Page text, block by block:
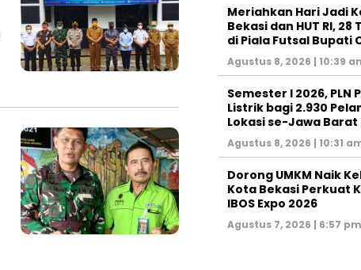
Meriahkan Hari Jadi
Bekasi dan HUT RI,
di Piala Futsal Bupati
Agustus 8, 2026 | 10:39
Semester I 2026, PLN
Listrik bagi 2.930
Lokasi se-Jawa Barat
Agustus 8, 2026 | 10:31
Dorong UMKM Naik
Kota Bekasi Perkuat
IBOS Expo 2026
Agustus 7, 2026 | 6:57